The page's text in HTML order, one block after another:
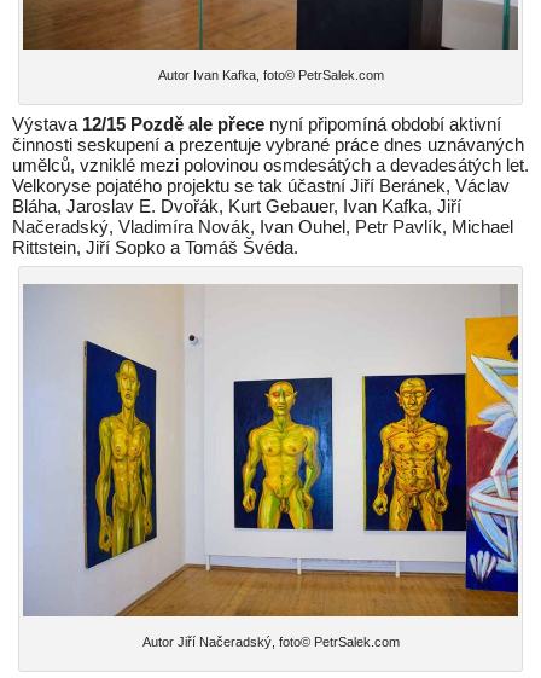
Autor Ivan Kafka, foto© PetrSalek.com
Výstava 12/15 Pozdě ale přece nyní připomíná období aktivní
činnosti seskupení a prezentuje vybrané práce dnes uznávaných
umělců, vzniklé mezi polovinou osmdesátých a devadesátých let.
Velkoryse pojatého projektu se tak účastní Jiří Beránek, Václav
Bláha, Jaroslav E. Dvořák, Kurt Gebauer, Ivan Kafka, Jiří
Načeradský, Vladimíra Novák, Ivan Ouhel, Petr Pavlík, Michael
Rittstein, Jiří Sopko a Tomáš Švéda.
Autor Jiří Načeradský, foto© PetrSalek.com